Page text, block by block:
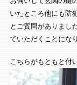
いたところ他にも防
とご質問がありまし
ていただくことにな
こちらがもともと付